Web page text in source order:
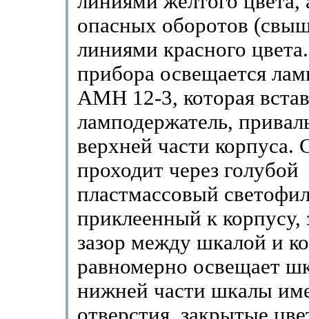
опасных оборотов
линиями красного
прибора освещается
АМН 12-3, которая
ламподержатель,
верхней части корпуса.
проходит через голубой
пластмассовый
приклеенный к корпусу,
зазор между шкалой и
равномерно освещает
нижней части шкалы